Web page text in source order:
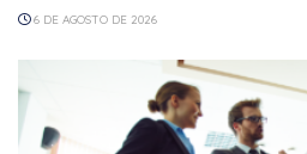
6 DE AGOSTO DE 2026